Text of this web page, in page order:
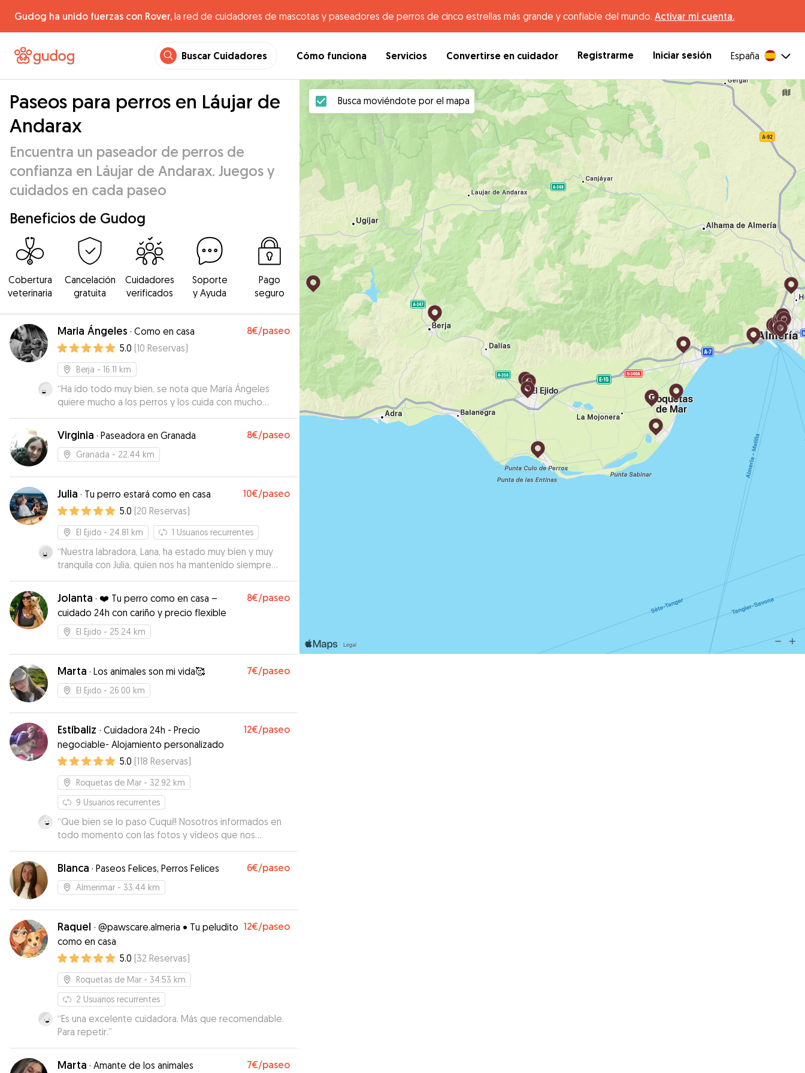
Gudog ha unido fuerzas con Rover, la red de cuidadores de mascotas y paseadores de perros de cinco estrellas más grande y confiable del mundo. Activar mi cuenta.
Buscar Cuidadores Cómo funciona Servicios Convertirse en cuidador Registrarme Iniciar sesión España
Paseos para perros en Láujar de
Andarax
Encuentra un paseador de perros de
confianza en Láujar de Andarax. Juegos y
cuidados en cada paseo
Beneficios de Gudog
Cobertura
veterinaria
Cancelación
gratuita
Cuidadores
verificados
Soporte
y Ayuda
Pago
seguro
Maria Ángeles · Como en casa 8€/paseo
5.0 (10 Reservas)
Berja - 16.11 km
“Ha ido todo muy bien, se nota que María Ángeles
quiere mucho a los perros y los cuida con mucho
cariño. Cuando me haga falta volveré a acudir a ella.”
Virginia · Paseadora en Granada 8€/paseo
Granada - 22.44 km
Julia · Tu perro estará como en casa 10€/paseo
5.0 (20 Reservas)
El Ejido - 24.81 km 1 Usuarios recurrentes
“Nuestra labradora, Lana, ha estado muy bien y muy
tranquila con Julia, quien nos ha mantenido siempre
informados sobre ella con fotos y vídeos. Julia es muy
cariñosa y competente, y se preocupa por el
bienestar del animal. Volveremos a repetir.
Jolanta · ❤️ Tu perro como en casa –
cuidado 24h con cariño y precio flexible
8€/paseo
El Ejido - 25.24 km
Marta · Los animales son mi vida🥰 7€/paseo
El Ejido - 26.00 km
Estíbaliz · Cuidadora 24h - Precio
negociable- Alojamiento personalizado
12€/paseo
5.0 (118 Reservas)
Roquetas de Mar - 32.92 km
9 Usuarios recurrentes
“Que bien se lo paso Cuqui!! Nosotros informados en
todo momento con las fotos y vídeos que nos
mandaba. Genial en todos los aspectos, repetiremos
seguro!!!
Blanca · Paseos Felices, Perros Felices 6€/paseo
Almerimar - 33.44 km
Raquel · @pawscare.almeria • Tu peludito
como en casa
12€/paseo
5.0 (32 Reservas)
Roquetas de Mar - 34.53 km
2 Usuarios recurrentes
“Es una excelente cuidadora. Más que recomendable.
Para repetir.”
Marta · Amante de los animales 7€/paseo
Busca moviéndote por el mapa